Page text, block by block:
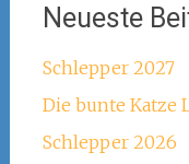
Neueste
Schlepper 2027
Die bunte Katze
Schlepper 2026